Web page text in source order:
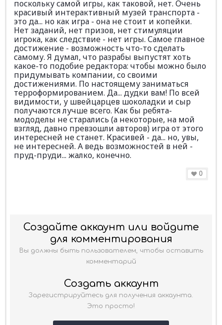
поскольку самой игры, как таковой, нет. Очень
красивый интерактивный музей транспорта -
это да... но как игра - она не стоит и копейки.
Нет заданий, нет призов, нет стимуляции
игрока, как следствие - нет игры. Самое главное
достижение - возможность что-то сделать
самому. Я думал, что разрабы выпустят хоть
какое-то подобие редактора: чтобы можно было
придумывать компании, со своими
достижениями. По настоящему заниматься
терроформированием. Да... дудки вам! По всей
видимости, у швейцарцев шоколадки и сыр
получаются лучше всего. Как бы ребята-
мододелы не старались (а некоторые, на мой
взгляд, давно превзошли авторов) игра от этого
интересней не станет. Красивей - да... но, увы,
не интересней. А ведь возможностей в ней -
пруд-пруди... жалко, конечно.
0
Создайте аккаунт или войдите
для комментирования
Вы должны быть пользователем, чтобы оставить
комментарий
Создать аккаунт
Зарегистрируйтесь для получения аккаунта.
Это просто!